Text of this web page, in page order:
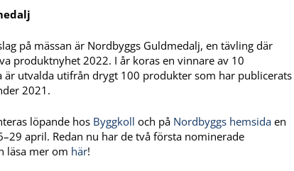
på mässan är Nordbyggs Guldmedalj, en tävling där
produktnyhet 2022. I år koras en vinnare av 10
utvalda utifrån drygt 100 produkter som har publicerats
2021.
löpande hos Byggkoll och på Nordbyggs hemsida en
april. Redan nu har de två första nominerade
läsa mer om här!